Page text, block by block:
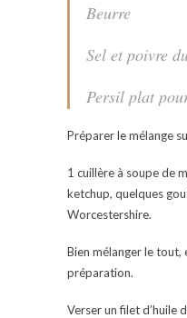
Beurre
Sel et poivre
Persil plat
Préparer le mélange
1 cuillère à soupe de
ketchup, quelques
Worcestershire.
Bien mélanger le
préparation.
Verser un filet d’huile